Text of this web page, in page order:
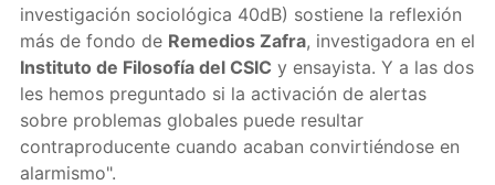
investigación sociológica 40dB) sostiene la reflexión
más de fondo de Remedios Zafra, investigadora en el
Instituto de Filosofía del CSIC y ensayista. Y a las dos
les hemos preguntado si la activación de alertas
sobre problemas globales puede resultar
contraproducente cuando acaban convirtiéndose en
alarmismo".